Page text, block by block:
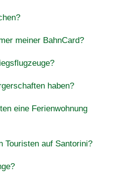
meiner BahnCard?
haben?
eine Ferienwohnung
Touristen auf Santorini?